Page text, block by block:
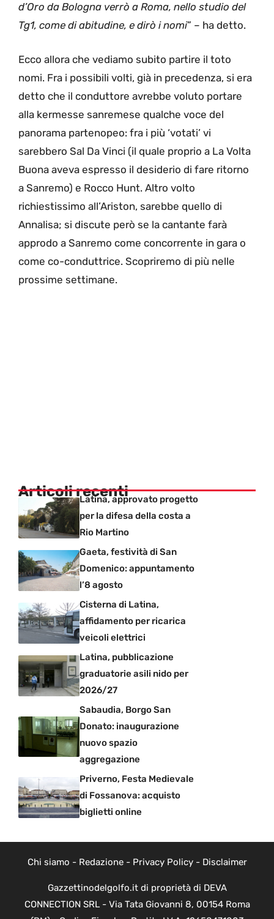
d’Oro da Bologna verrò a Roma, nello studio del
Tg1, come di abitudine, e dirò i nomi” – ha detto.
Ecco allora che vediamo subito partire il toto
nomi. Fra i possibili volti, già in precedenza, si era
detto che il conduttore avrebbe voluto portare
alla kermesse sanremese qualche voce del
panorama partenopeo: fra i più ‘votati’ vi
sarebbero Sal Da Vinci (il quale proprio a La Volta
Buona aveva espresso il desiderio di fare ritorno
a Sanremo) e Rocco Hunt. Altro volto
richiestissimo all’Ariston, sarebbe quello di
Annalisa; si discute però se la cantante farà
approdo a Sanremo come concorrente in gara o
come co-conduttrice. Scopriremo di più nelle
prossime settimane.
Articoli recentiLatina, approvato progetto
per la difesa della costa a
Rio Martino
Gaeta, festività di San
Domenico: appuntamento
l’8 agosto
Cisterna di Latina,
affidamento per ricarica
veicoli elettrici
Latina, pubblicazione
graduatorie asili nido per
2026/27
Sabaudia, Borgo San
Donato: inaugurazione
nuovo spazio
aggregazione
Priverno, Festa Medievale
di Fossanova: acquisto
biglietti online
Chi siamo - Redazione- Privacy Policy- Disclaimer
Gazzettinodelgolfo.it di proprietà di DEVA
CONNECTION SRL - Via Tata Giovanni 8, 00154 Roma